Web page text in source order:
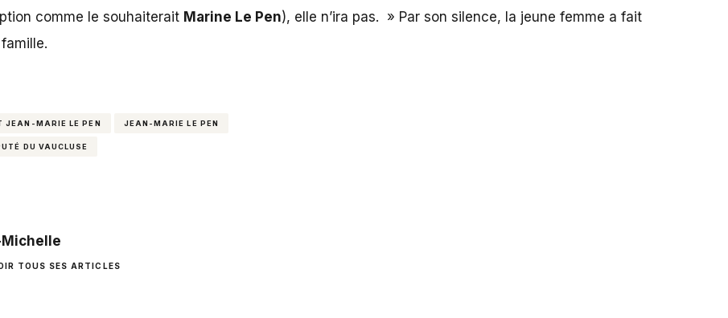
comme le souhaiterait Marine Le Pen), elle n’ira pas. » Par son silence, la jeune femme a fait
JEAN-MARIE LE PEN JEAN-MARIE LE PEN
DU VAUCLUSE
TOUS SES ARTICLES